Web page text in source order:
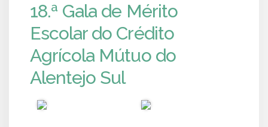
18.ª Gala de Mérito
Escolar do Crédito
Agrícola Mútuo do
Alentejo Sul